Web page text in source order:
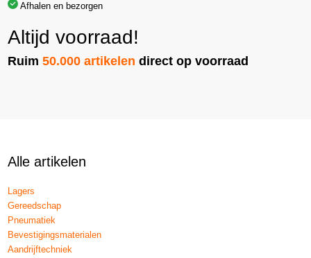
Afhalen en bezorgen
Altijd voorraad!
Ruim50.000 artikelen direct op voorraad
Alle artikelen
Lagers
Gereedschap
Pneumatiek
Bevestigingsmaterialen
Aandrijftechniek